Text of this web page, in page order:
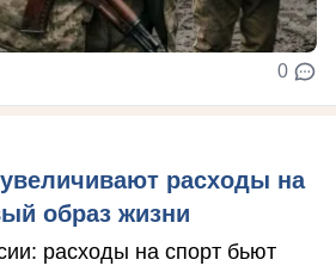
0
расходы на
образ жизни
расходы на спорт бьют